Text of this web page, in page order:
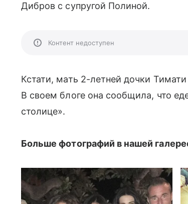
Дибров с супругой Полиной.
Контент недоступен
Кстати, мать 2-летней дочки
В своем блоге она сообщила, что
столице».
Больше фотографий в нашей